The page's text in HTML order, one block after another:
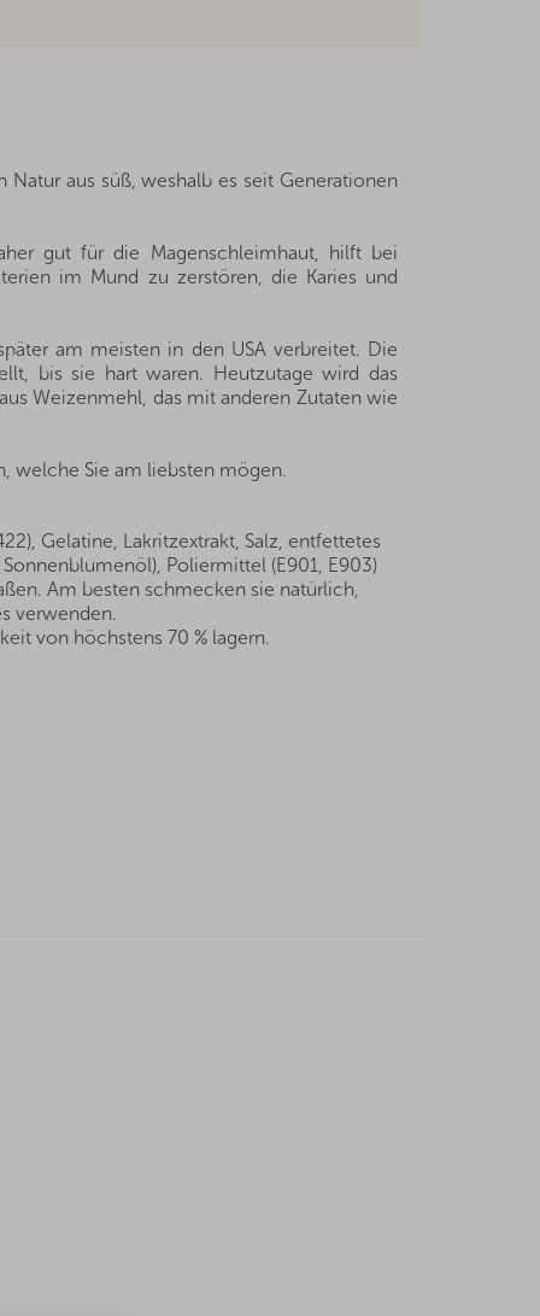
aus süß, weshalb es seit Generationen
gut für die Magenschleimhaut, hilft bei
im Mund zu zerstören, die Karies und
am meisten in den USA verbreitet. Die
bis sie hart waren. Heutzutage wird das
Weizenmehl, das mit anderen Zutaten wie
welche Sie am liebsten mögen.
Gelatine, Lakritzextrakt, Salz, entfettetes
Sonnenblumenöl), Poliermittel (E901, E903)
Am besten schmecken sie natürlich,
verwenden.
von höchstens 70 % lagern.